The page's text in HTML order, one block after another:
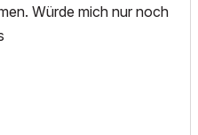
Würde mich nur noch